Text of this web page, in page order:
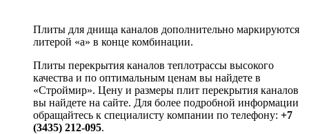
Плиты для днища каналов дополнительно маркируются
литерой «а» в конце комбинации.
Плиты перекрытия каналов теплотрассы высокого
качества и по оптимальным ценам вы найдете в
«Строймир». Цену и размеры плит перекрытия каналов
вы найдете на сайте. Для более подробной информации
обращайтесь к специалисту компании по телефону: +7
(3435) 212-095.